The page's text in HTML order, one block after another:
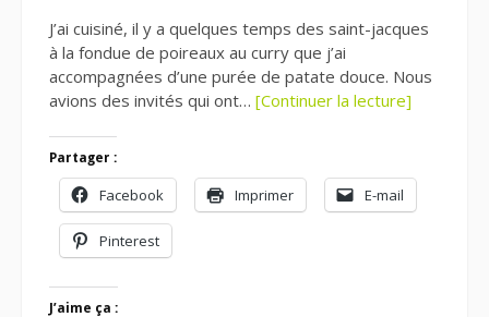
J’ai cuisiné, il y a quelques temps des saint-jacques
à la fondue de poireaux au curry que j’ai
accompagnées d’une purée de patate douce. Nous
avions des invités qui ont… [Continuer la lecture]
Partager :
Facebook Imprimer E-mail
Pinterest
J’aime ça :